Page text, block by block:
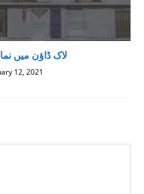
لاک ڈاؤن میں
12, 2021